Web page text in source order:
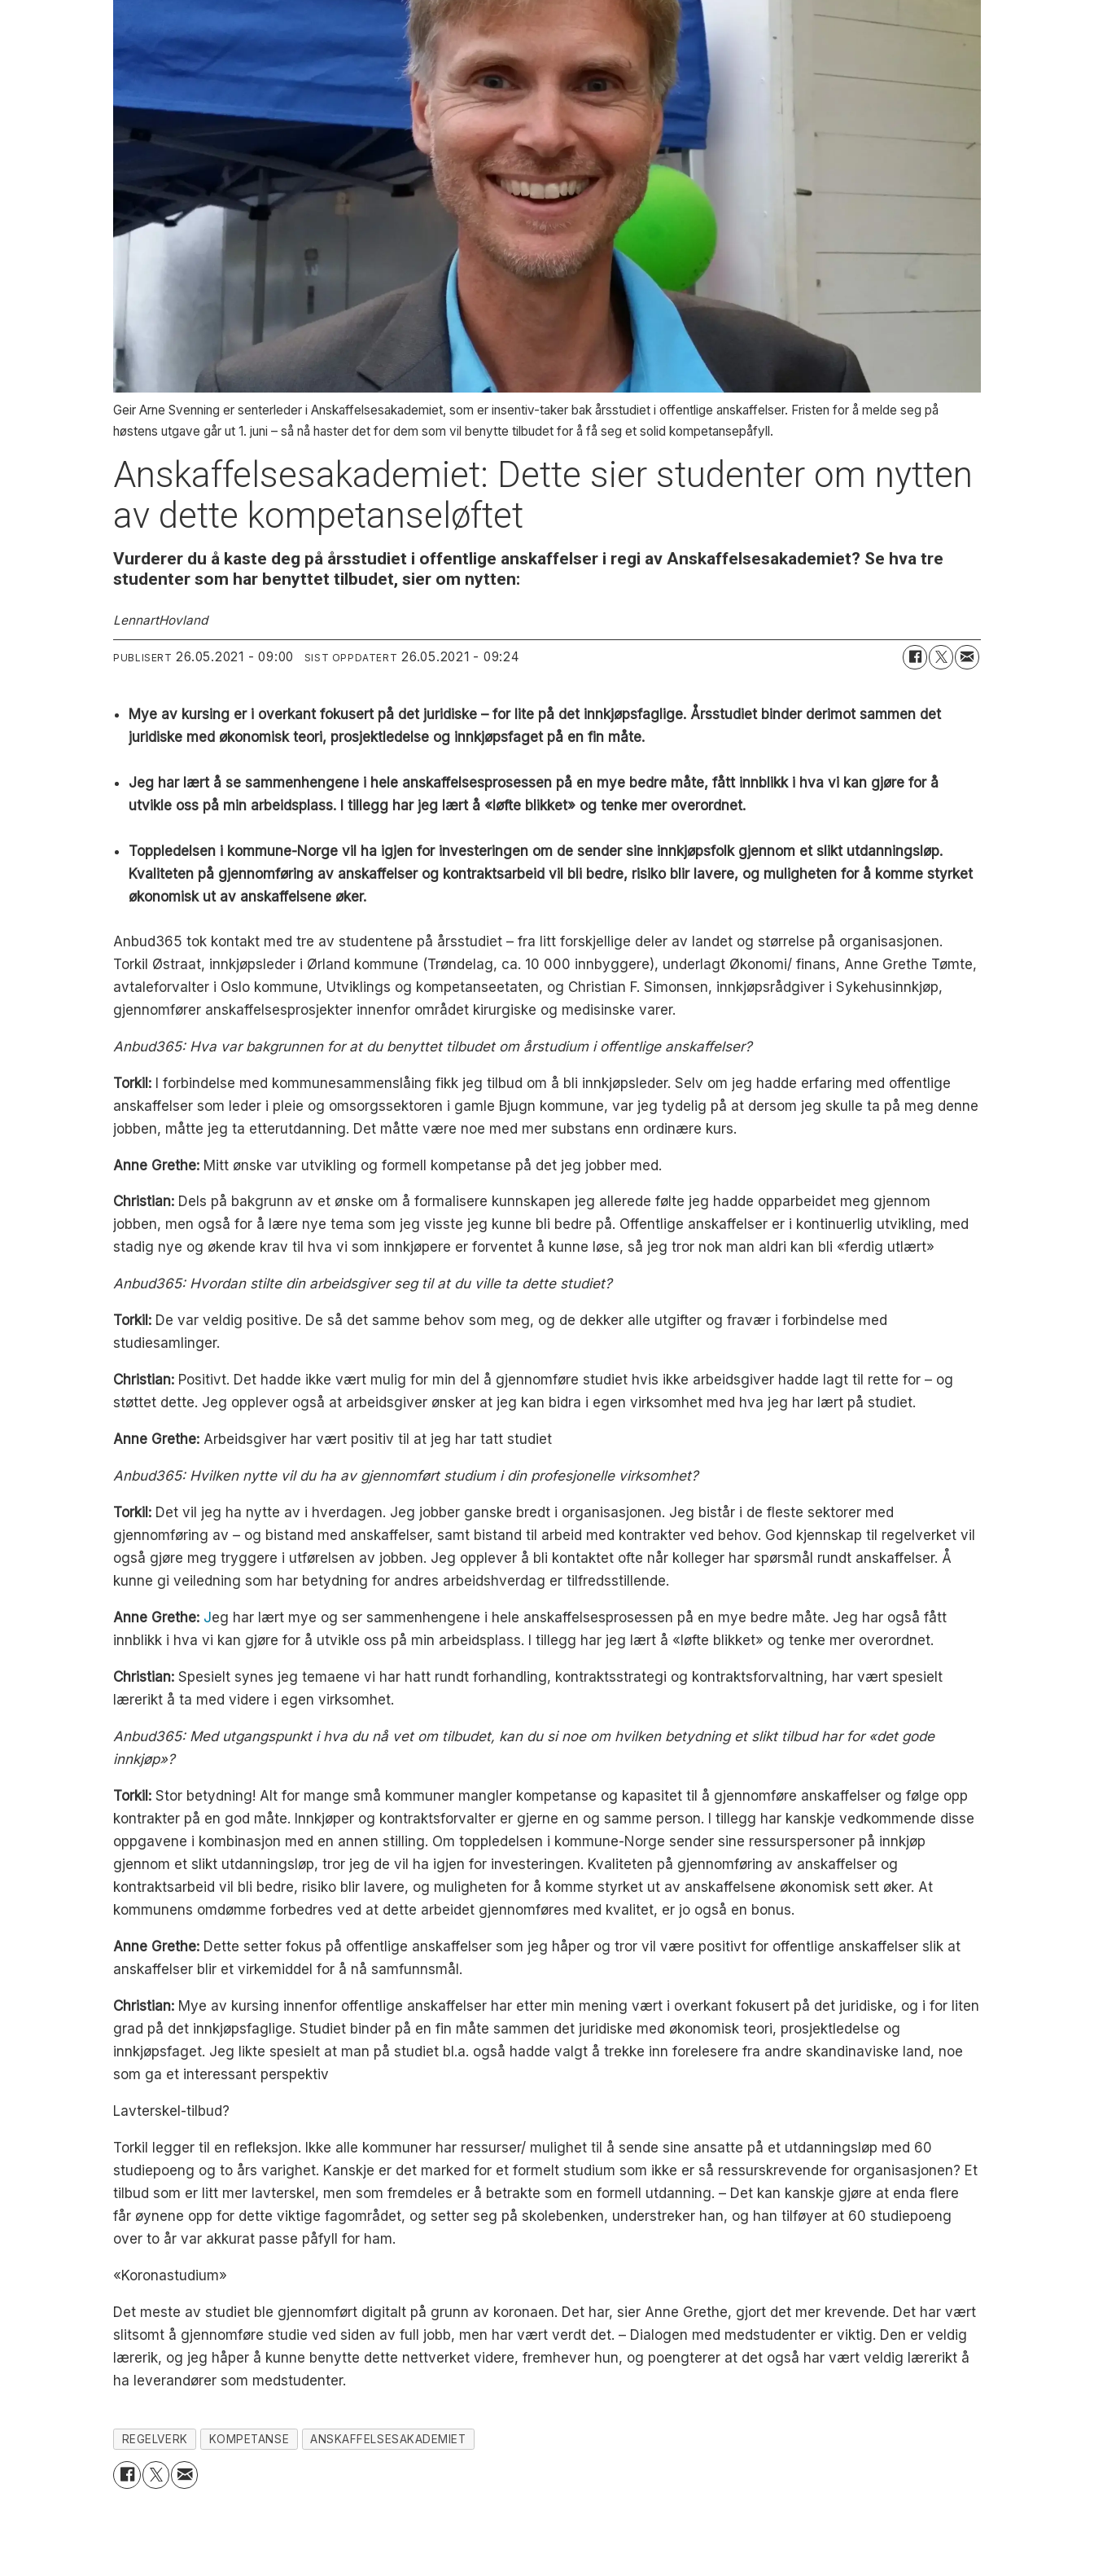
Geir Arne Svenning er senterleder i Anskaffelsesakademiet, som er insentiv-taker bak årsstudiet i offentlige anskaffelser. Fristen for å melde seg på
høstens utgave går ut 1. juni – så nå haster det for dem som vil benytte tilbudet for å få seg et solid kompetansepåfyll.
Anskaffelsesakademiet: Dette sier studenter om nytten
av dette kompetanseløftet
Vurderer du å kaste deg på årsstudiet i offentlige anskaffelser i regi av Anskaffelsesakademiet? Se hva tre
studenter som har benyttet tilbudet, sier om nytten:
LennartHovland
PUBLISERT 26.05.2021 - 09:00 SIST OPPDATERT 26.05.2021 - 09:24
Mye av kursing er i overkant fokusert på det juridiske – for lite på det innkjøpsfaglige. Årsstudiet binder derimot sammen det
juridiske med økonomisk teori, prosjektledelse og innkjøpsfaget på en fin måte.
Jeg har lært å se sammenhengene i hele anskaffelsesprosessen på en mye bedre måte, fått innblikk i hva vi kan gjøre for å
utvikle oss på min arbeidsplass. I tillegg har jeg lært å «løfte blikket» og tenke mer overordnet.
Toppledelsen i kommune-Norge vil ha igjen for investeringen om de sender sine innkjøpsfolk gjennom et slikt utdanningsløp.
Kvaliteten på gjennomføring av anskaffelser og kontraktsarbeid vil bli bedre, risiko blir lavere, og muligheten for å komme styrket
økonomisk ut av anskaffelsene øker.
Anbud365 tok kontakt med tre av studentene på årsstudiet – fra litt forskjellige deler av landet og størrelse på organisasjonen.
Torkil Østraat, innkjøpsleder i Ørland kommune (Trøndelag, ca. 10 000 innbyggere), underlagt Økonomi/ finans, Anne Grethe Tømte,
avtaleforvalter i Oslo kommune, Utviklings og kompetanseetaten, og Christian F. Simonsen, innkjøpsrådgiver i Sykehusinnkjøp,
gjennomfører anskaffelsesprosjekter innenfor området kirurgiske og medisinske varer.
Anbud365: Hva var bakgrunnen for at du benyttet tilbudet om årstudium i offentlige anskaffelser?
Torkil: I forbindelse med kommunesammenslåing fikk jeg tilbud om å bli innkjøpsleder. Selv om jeg hadde erfaring med offentlige
anskaffelser som leder i pleie og omsorgssektoren i gamle Bjugn kommune, var jeg tydelig på at dersom jeg skulle ta på meg denne
jobben, måtte jeg ta etterutdanning. Det måtte være noe med mer substans enn ordinære kurs.
Anne Grethe: Mitt ønske var utvikling og formell kompetanse på det jeg jobber med.
Christian: Dels på bakgrunn av et ønske om å formalisere kunnskapen jeg allerede følte jeg hadde opparbeidet meg gjennom
jobben, men også for å lære nye tema som jeg visste jeg kunne bli bedre på. Offentlige anskaffelser er i kontinuerlig utvikling, med
stadig nye og økende krav til hva vi som innkjøpere er forventet å kunne løse, så jeg tror nok man aldri kan bli «ferdig utlært»
Anbud365: Hvordan stilte din arbeidsgiver seg til at du ville ta dette studiet?
Torkil: De var veldig positive. De så det samme behov som meg, og de dekker alle utgifter og fravær i forbindelse med
studiesamlinger.
Christian: Positivt. Det hadde ikke vært mulig for min del å gjennomføre studiet hvis ikke arbeidsgiver hadde lagt til rette for – og
støttet dette. Jeg opplever også at arbeidsgiver ønsker at jeg kan bidra i egen virksomhet med hva jeg har lært på studiet.
Anne Grethe: Arbeidsgiver har vært positiv til at jeg har tatt studiet
Anbud365: Hvilken nytte vil du ha av gjennomført studium i din profesjonelle virksomhet?
Torkil: Det vil jeg ha nytte av i hverdagen. Jeg jobber ganske bredt i organisasjonen. Jeg bistår i de fleste sektorer med
gjennomføring av – og bistand med anskaffelser, samt bistand til arbeid med kontrakter ved behov. God kjennskap til regelverket vil
også gjøre meg tryggere i utførelsen av jobben. Jeg opplever å bli kontaktet ofte når kolleger har spørsmål rundt anskaffelser. Å
kunne gi veiledning som har betydning for andres arbeidshverdag er tilfredsstillende.
Anne Grethe: Jeg har lært mye og ser sammenhengene i hele anskaffelsesprosessen på en mye bedre måte. Jeg har også fått
innblikk i hva vi kan gjøre for å utvikle oss på min arbeidsplass. I tillegg har jeg lært å «løfte blikket» og tenke mer overordnet.
Christian: Spesielt synes jeg temaene vi har hatt rundt forhandling, kontraktsstrategi og kontraktsforvaltning, har vært spesielt
lærerikt å ta med videre i egen virksomhet.
Anbud365: Med utgangspunkt i hva du nå vet om tilbudet, kan du si noe om hvilken betydning et slikt tilbud har for «det gode
innkjøp»?
Torkil: Stor betydning! Alt for mange små kommuner mangler kompetanse og kapasitet til å gjennomføre anskaffelser og følge opp
kontrakter på en god måte. Innkjøper og kontraktsforvalter er gjerne en og samme person. I tillegg har kanskje vedkommende disse
oppgavene i kombinasjon med en annen stilling. Om toppledelsen i kommune-Norge sender sine ressurspersoner på innkjøp
gjennom et slikt utdanningsløp, tror jeg de vil ha igjen for investeringen. Kvaliteten på gjennomføring av anskaffelser og
kontraktsarbeid vil bli bedre, risiko blir lavere, og muligheten for å komme styrket ut av anskaffelsene økonomisk sett øker. At
kommunens omdømme forbedres ved at dette arbeidet gjennomføres med kvalitet, er jo også en bonus.
Anne Grethe: Dette setter fokus på offentlige anskaffelser som jeg håper og tror vil være positivt for offentlige anskaffelser slik at
anskaffelser blir et virkemiddel for å nå samfunnsmål.
Christian: Mye av kursing innenfor offentlige anskaffelser har etter min mening vært i overkant fokusert på det juridiske, og i for liten
grad på det innkjøpsfaglige. Studiet binder på en fin måte sammen det juridiske med økonomisk teori, prosjektledelse og
innkjøpsfaget. Jeg likte spesielt at man på studiet bl.a. også hadde valgt å trekke inn forelesere fra andre skandinaviske land, noe
som ga et interessant perspektiv
Lavterskel-tilbud?
Torkil legger til en refleksjon. Ikke alle kommuner har ressurser/ mulighet til å sende sine ansatte på et utdanningsløp med 60
studiepoeng og to års varighet. Kanskje er det marked for et formelt studium som ikke er så ressurskrevende for organisasjonen? Et
tilbud som er litt mer lavterskel, men som fremdeles er å betrakte som en formell utdanning. – Det kan kanskje gjøre at enda flere
får øynene opp for dette viktige fagområdet, og setter seg på skolebenken, understreker han, og han tilføyer at 60 studiepoeng
over to år var akkurat passe påfyll for ham.
«Koronastudium»
Det meste av studiet ble gjennomført digitalt på grunn av koronaen. Det har, sier Anne Grethe, gjort det mer krevende. Det har vært
slitsomt å gjennomføre studie ved siden av full jobb, men har vært verdt det. – Dialogen med medstudenter er viktig. Den er veldig
lærerik, og jeg håper å kunne benytte dette nettverket videre, fremhever hun, og poengterer at det også har vært veldig lærerikt å
ha leverandører som medstudenter.
REGELVERK KOMPETANSE ANSKAFFELSESAKADEMIET